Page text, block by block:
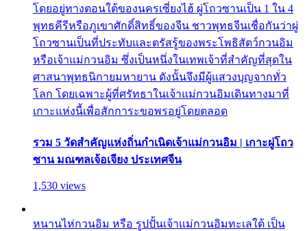
โดยอยู่ทางตอนใต้ของนครเซี่ยงไฮ้ ผู่โถวซานเป็น 1 ใน 4
พุทธคีรีหรือภูเขาศักดิ์สิทธิ์ของจีน ชาวพุทธจีนเชื่อกันว่าผู่
โถวซานเป็นที่ประทับและตรัสรู้ของพระโพธิสัตว์กวนอิม
หรือเจ้าแม่กวนอิม ซึ่งเป็นหนึ่งในเทพเจ้าที่สำคัญที่สุดใน
ศาสนาพุทธนิกายมหายาน ดังนั้นจึงมีผู้แสวงบุญจากทั่ว
โลก โดยเฉพาะผู้ที่ศรัทธาในเจ้าแม่กวนอิมเดินทางมาที่
เกาะแห่งนี้เพื่อสักการะขอพรอยู่โดยตลอด
รวม 5 วัดสำคัญแห่งถิ่นกำเนิดเจ้าแม่กวนอิม | เกาะผู่โถว
ซาน มณฑลเจ้อเจียง ประเทศจีน
1,530 views
หนานไห่กวนอิม หรือ รูปปั้นเจ้าแม่กวนอิมทะเลใต้ เป็น